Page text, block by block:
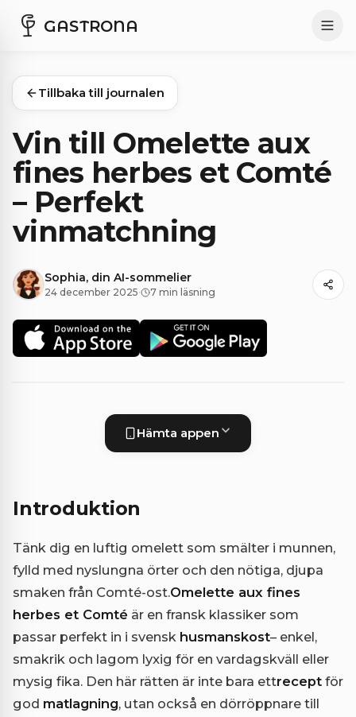
GASTRONA
Tillbaka till journalen
Vin till Omelette aux
fines herbes et Comté
– Perfekt
vinmatchning
Sophia, din AI-sommelier
24 december 2025· 7 min läsning
Hämta appen
Introduktion
Tänk dig en luftig omelett som smälter i munnen,
fylld med nyslungna örter och den nötiga, djupa
smaken från Comté-ost.Omelette aux fines
herbes et Comté är en fransk klassiker som
passar perfekt in i svensk husmanskost– enkel,
smakrik och lagom lyxig för en vardagskväll eller
mysig fika. Den här rätten är inte bara ettrecept för
god matlagning, utan också en dörröppnare till